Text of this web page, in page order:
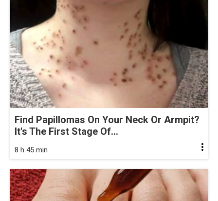
Find Papillomas On Your Neck Or Armpit?
It's The First Stage Of...
8 h 45 min